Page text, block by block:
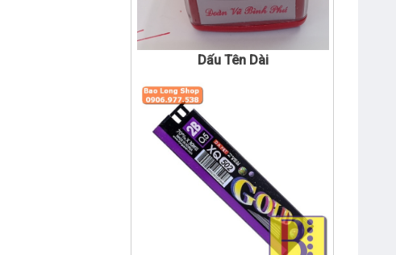
Dấu Tên Dài
Ruột Chì Bấm HQ-502